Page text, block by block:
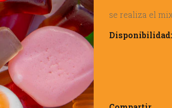
se realiza el
Disponibilidad: